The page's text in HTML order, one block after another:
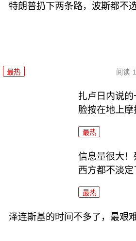
特朗普扔下两条路，波斯都不
最热 阅读
扎卢日内说
脸按在地上摩
最热
信息量很大
西方都不淡定
最热
泽连斯基的时间不多了，最艰